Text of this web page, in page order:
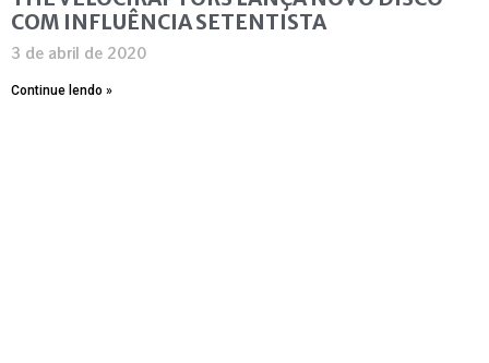
COM INFLUÊNCIA SETENTISTA
3 de abril de 2020
Continue lendo »